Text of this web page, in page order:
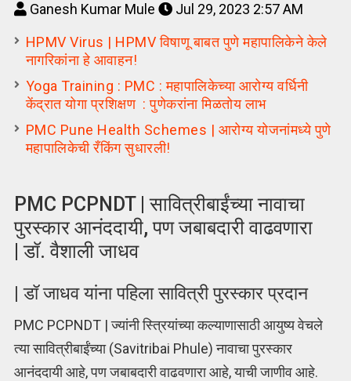
Ganesh Kumar Mule
Jul 29, 2023 2:57 AM
HPMV Virus | HPMV विषाणू बाबत पुणे महापालिकेने केले
नागरिकांना हे आवाहन!
Yoga Training : PMC : महापालिकेच्या आरोग्य वर्धिनी
केंद्रात योगा प्रशिक्षण : पुणेकरांना मिळतोय लाभ
PMC Pune Health Schemes | आरोग्य योजनांमध्ये पुणे
महापालिकेची रँकिंग सुधारली!
PMC PCPNDT | सावित्रीबाईंच्या नावाचा
पुरस्कार आनंददायी, पण जबाबदारी वाढवणारा
| डॉ. वैशाली जाधव
| डॉ जाधव यांना पहिला सावित्री पुरस्कार प्रदान
PMC PCPNDT | ज्यांनी स्त्रियांच्या कल्याणासाठी आयुष्य वेचले
त्या सावित्रीबाईंच्या (Savitribai Phule) नावाचा पुरस्कार
आनंददायी आहे, पण जबाबदारी वाढवणारा आहे, याची जाणीव आहे.